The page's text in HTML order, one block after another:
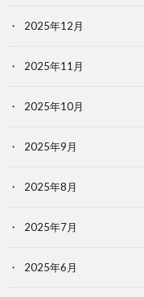
2025年12月
2025年11月
2025年10月
2025年9月
2025年8月
2025年7月
2025年6月